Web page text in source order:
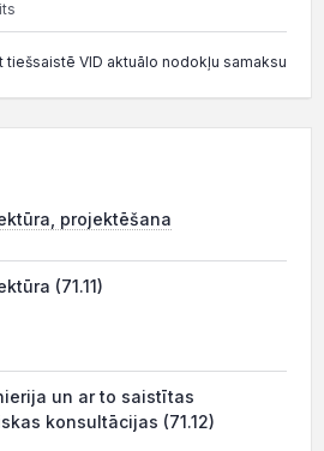
tiešsaistē VID aktuālo nodokļu samaksu
projektēšana
(71.11)
un ar to saistītas
konsultācijas (71.12)